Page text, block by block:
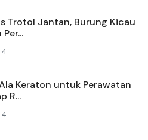
Trotol Jantan, Burung Kicau
4
Keraton untuk Perawatan
R...
4